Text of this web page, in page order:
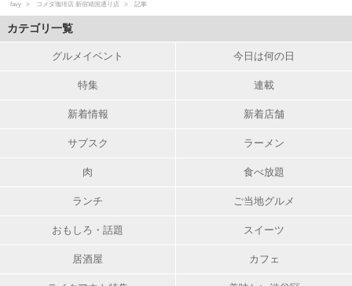
favy コメダ珈琲店 新宿靖国通り店 記事
カテゴリ一覧
グルメイベント 今日は何の日
特集 連載
新着情報 新着店舗
サブスク ラーメン
肉 食べ放題
ランチ ご当地グルメ
おもしろ・話題 スイーツ
居酒屋 カフェ